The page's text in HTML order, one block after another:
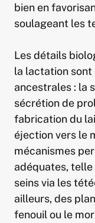
bien en
soulageant les
Les détails
la lactation
ancestrales : la
sécrétion de
fabrication du
éjection vers le
mécanismes
adéquates,
seins via les
ailleurs, des
fenouil ou le